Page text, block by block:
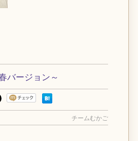
バージョン～
チームむかご